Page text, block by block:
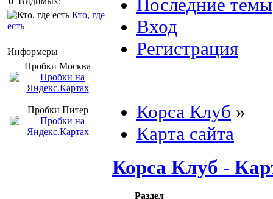
Кто, где
есть
Информеры
Пробки Mосква
Пробки Питер
Последние темы
Вход
Регистрация
Корса Клуб »
Карта сайта
Корса Клуб -
Раздел